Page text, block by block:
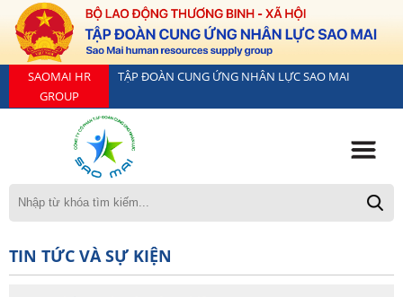
SAOMAI HR
GROUP
TẬP ĐOÀN CUNG ỨNG NHÂN LỰC SAO MAI
TIN TỨC VÀ SỰ KIỆN